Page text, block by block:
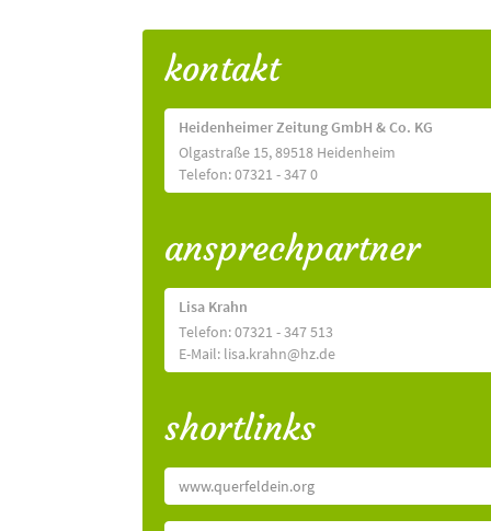
kontakt
Heidenheimer Zeitung GmbH & Co. KG
Olgastraße 15, 89518 Heidenheim
Telefon: 07321 - 347 0
ansprechpartner
Lisa Krahn
Telefon: 07321 - 347 513
E-Mail: lisa.krahn@hz.de
shortlinks
www.querfeldein.org